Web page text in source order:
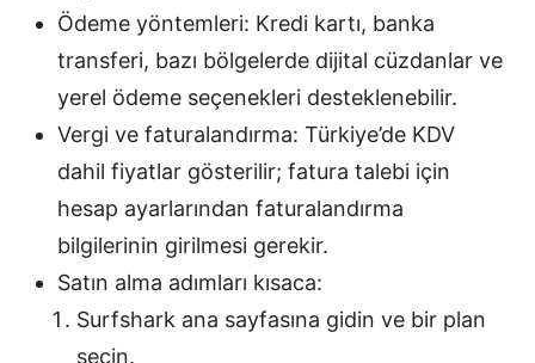
Ödeme yöntemleri: Kredi kartı, banka
transferi, bazı bölgelerde dijital cüzdanlar ve
yerel ödeme seçenekleri desteklenebilir.
Vergi ve faturalandırma: Türkiye’de KDV
dahil fiyatlar gösterilir; fatura talebi için
hesap ayarlarından faturalandırma
bilgilerinin girilmesi gerekir.
Satın alma adımları kısaca:
Surfshark ana sayfasına gidin ve bir plan
seçin.